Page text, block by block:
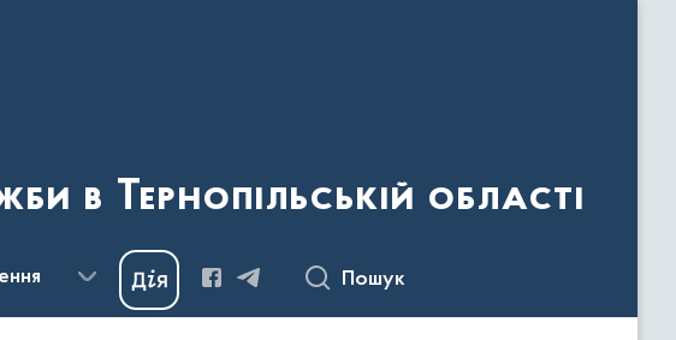
в Тернопільській області
Пошук